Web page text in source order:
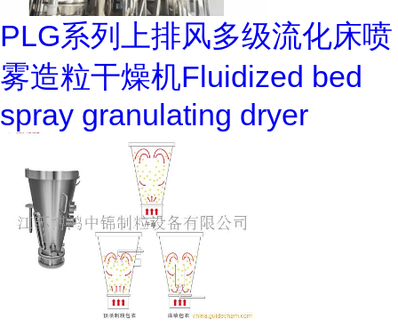
PLG系列上排风多级流化床喷
雾造粒干燥机Fluidized bed
spray granulating dryer